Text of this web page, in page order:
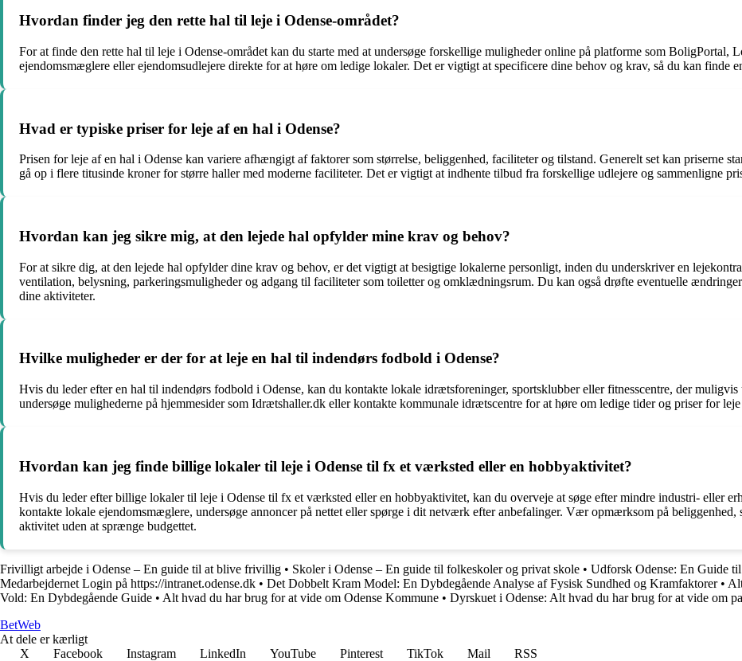
Hvordan finder jeg den rette hal til leje i Odense-området?
For at finde den rette hal til leje i Odense-området kan du starte med at undersøge forskellige muligheder online på platforme som BoligPortal,
ejendomsmæglere eller ejendomsudlejere direkte for at høre om ledige lokaler. Det er vigtigt at specificere dine behov og krav, så du kan finde
Hvad er typiske priser for leje af en hal i Odense?
Prisen for leje af en hal i Odense kan variere afhængigt af faktorer som størrelse, beliggenhed, faciliteter og tilstand. Generelt set kan priserne
gå op i flere titusinde kroner for større haller med moderne faciliteter. Det er vigtigt at indhente tilbud fra forskellige udlejere og sammenligne
Hvordan kan jeg sikre mig, at den lejede hal opfylder mine krav og behov?
For at sikre dig, at den lejede hal opfylder dine krav og behov, er det vigtigt at besigtige lokalerne personligt, inden du underskriver en
ventilation, belysning, parkeringsmuligheder og adgang til faciliteter som toiletter og omklædningsrum. Du kan også drøfte eventuelle
dine aktiviteter.
Hvilke muligheder er der for at leje en hal til indendørs fodbold i Odense?
Hvis du leder efter en hal til indendørs fodbold i Odense, kan du kontakte lokale idrætsforeninger, sportsklubber eller fitnesscentre, der
undersøge mulighederne på hjemmesider som Idrætshaller.dk eller kontakte kommunale idrætscentre for at høre om ledige tider og priser for
Hvordan kan jeg finde billige lokaler til leje i Odense til fx et værksted eller en hobbyaktivitet?
Hvis du leder efter billige lokaler til leje i Odense til fx et værksted eller en hobbyaktivitet, kan du overveje at søge efter mindre industri- eller
kontakte lokale ejendomsmæglere, undersøge annoncer på nettet eller spørge i dit netværk efter anbefalinger. Vær opmærksom på beliggenhed,
aktivitet uden at sprænge budgettet.
Frivilligt arbejde i Odense – En guide til at blive frivillig • Skoler i Odense – En guide til folkeskoler og privat skole • Udforsk Odense: En Guide
Medarbejdernet Login på https://intranet.odense.dk • Det Dobbelt Kram Model: En Dybdegående Analyse af Fysisk Sundhed og Kramfaktorer•
Vold: En Dybdegående Guide • Alt hvad du har brug for at vide om Odense Kommune • Dyrskuet i Odense: Alt hvad du har brug for at vide om
BetWeb
At dele er kærligt
X
Facebook Instagram LinkedIn YouTube Pinterest TikTok Mail
RSS